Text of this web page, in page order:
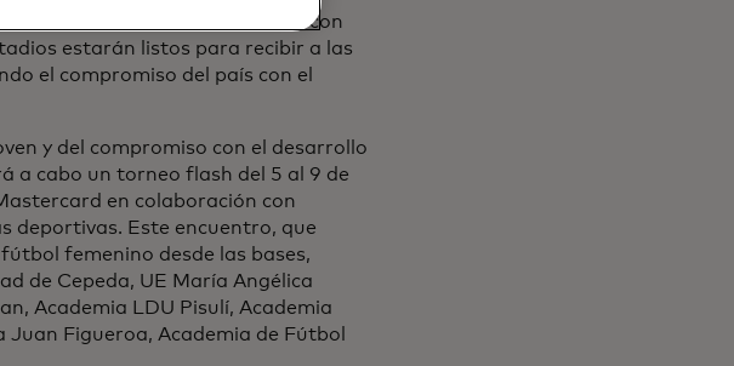
en 2025 lo hará nuevamente, con
estarán listos para recibir a las
el compromiso del país con el
y del compromiso con el desarrollo
a cabo un torneo flash del 5 al 9 de
en colaboración con
deportivas. Este encuentro, que
femenino desde las bases,
de Cepeda, UE María Angélica
Academia LDU Pisulí, Academia
Figueroa, Academia de Fútbol